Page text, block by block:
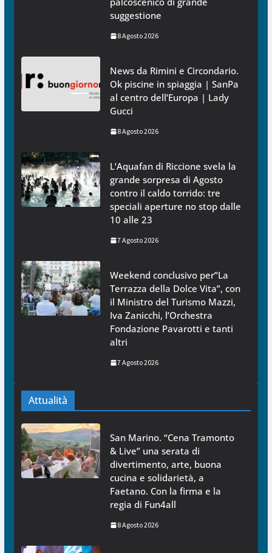
suggestione
8 Agosto 2026
News da Rimini e Circondario.
Ok piscine in spiaggia | SanPa
al centro dell’Europa | Lady
Gucci
8 Agosto 2026
L’Aquafan di Riccione svela la
grande sorpresa di Agosto
contro il caldo torrido: tre
speciali aperture no stop dalle
10 alle 23
7 Agosto 2026
Weekend conclusivo per”La
Terrazza della Dolce Vita”, con
il Ministro del Turismo Mazzi,
Iva Zanicchi, l’Orchestra
Fondazione Pavarotti e tanti
altri
7 Agosto 2026
Attualità
San Marino. “Cena Tramonto
& Live” una serata di
divertimento, arte, buona
cucina e solidarietà, a
Faetano. Con la firma e la
regia di Fun4all
8 Agosto 2026